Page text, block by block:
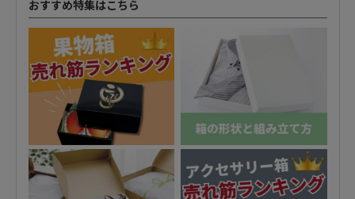
おすすめ特集はこちら